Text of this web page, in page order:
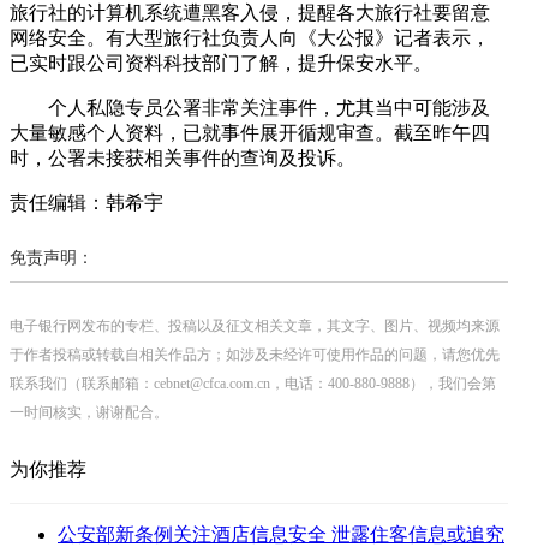
旅行社的计算机系统遭黑客入侵，提醒各大旅行社要留意
网络安全。有大型旅行社负责人向《大公报》记者表示，
已实时跟公司资料科技部门了解，提升保安水平。
个人私隐专员公署非常关注事件，尤其当中可能涉及
大量敏感个人资料，已就事件展开循规审查。截至昨午四
时，公署未接获相关事件的查询及投诉。
责任编辑：韩希宇
免责声明：
电子银行网发布的专栏、投稿以及征文相关文章，其文字、图片、视频均来源
于作者投稿或转载自相关作品方；如涉及未经许可使用作品的问题，请您优先
联系我们（联系邮箱：cebnet@cfca.com.cn，电话：400-880-9888），我们会第
一时间核实，谢谢配合。
为你推荐
公安部新条例关注酒店信息安全 泄露住客信息或追究